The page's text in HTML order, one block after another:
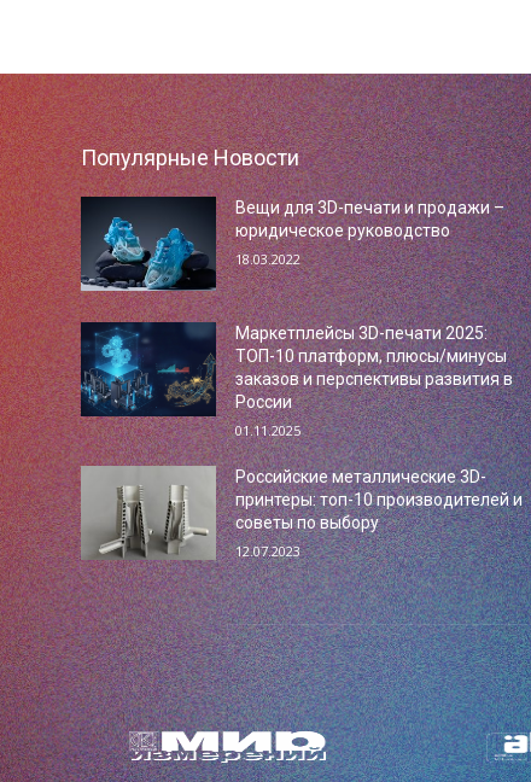
Популярные Новости
Вещи для 3D-печати и продажи –
юридическое руководство
18.03.2022
Маркетплейсы 3D-печати 2025:
ТОП-10 платформ, плюсы/минусы
заказов и перспективы развития в
России
01.11.2025
Российские металлические 3D-
принтеры: топ-10 производителей и
советы по выбору
12.07.2023